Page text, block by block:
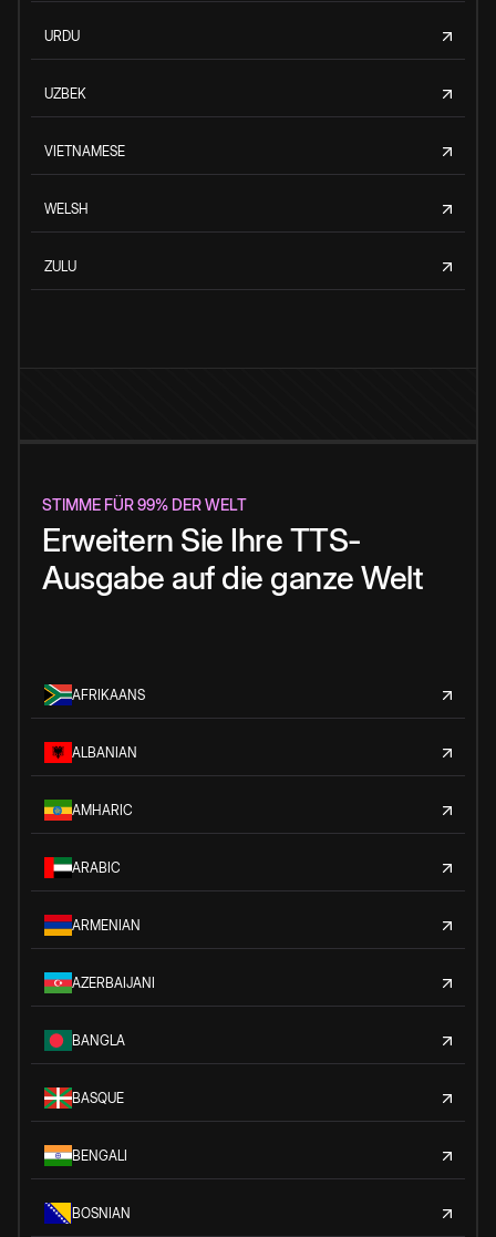
URDU
UZBEK
VIETNAMESE
WELSH
ZULU
STIMME FÜR 99% DER WELT
Erweitern Sie Ihre TTS-
Ausgabe auf die ganze Welt
AFRIKAANS
ALBANIAN
AMHARIC
ARABIC
ARMENIAN
AZERBAIJANI
BANGLA
BASQUE
BENGALI
BOSNIAN